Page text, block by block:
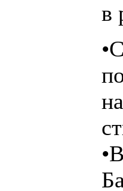
в